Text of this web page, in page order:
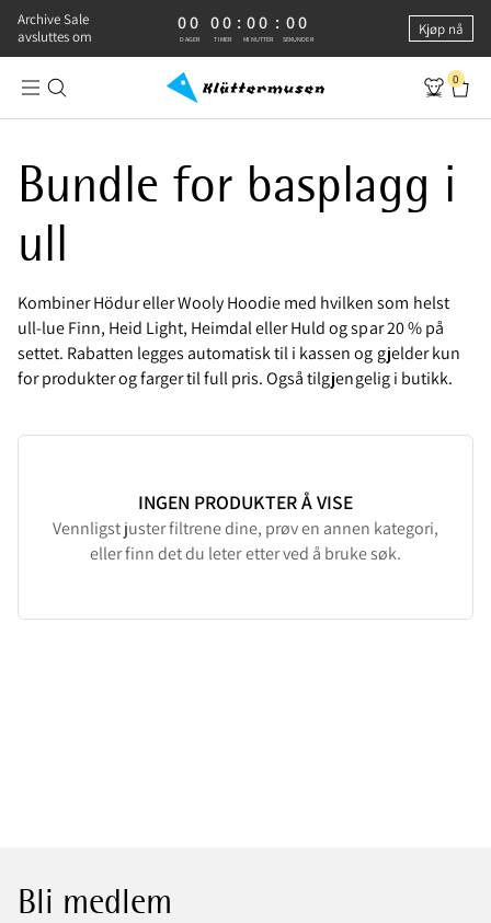
Archive Sale
avsluttes om
0 DAGER, 0 TIMER, 0 MINUTTER, 0 SEKUNDER
00
DAGER
00
TIMER
: 00
MINUTTER
: 00
SEKUNDER
Kjøp nå
0
Bundle for basplagg i
ull
Kombiner Hödur eller Wooly Hoodie med hvilken som helst
ull-lue Finn, Heid Light, Heimdal eller Huld og spar 20 % på
settet. Rabatten legges automatisk til i kassen og gjelder kun
for produkter og farger til full pris. Også tilgjengelig i butikk.
INGEN PRODUKTER Å VISE
Vennligst juster filtrene dine, prøv en annen kategori,
eller finn det du leter etter ved å bruke søk.
Bli medlem